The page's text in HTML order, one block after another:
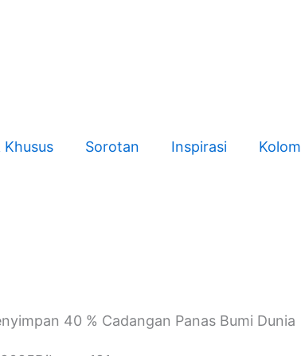
Khusus Sorotan Inspirasi Kolom
40 % Cadangan Panas Bumi Dunia